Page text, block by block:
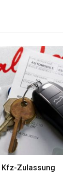
Kfz-Zulassung